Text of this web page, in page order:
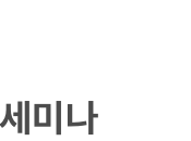
미나